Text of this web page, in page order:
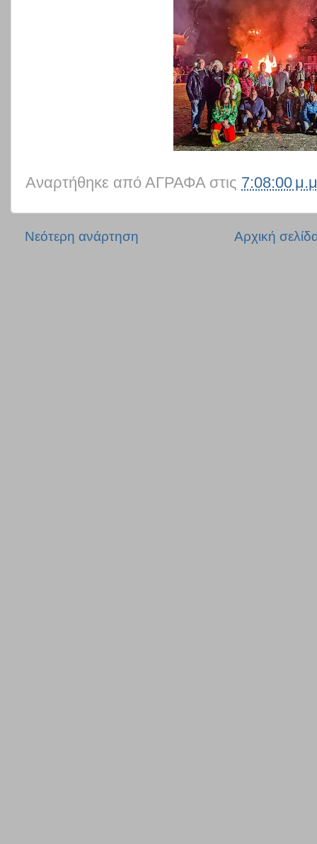
Αναρτήθηκε από ΑΓΡΑΦΑ στις 7:08:00
Νεότερη ανάρτηση Αρχική